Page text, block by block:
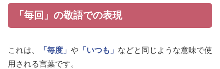
「毎回」の敬語での表現
これは、 「毎度」 や 「いつも」 などと同じような意味で使
用される言葉です。